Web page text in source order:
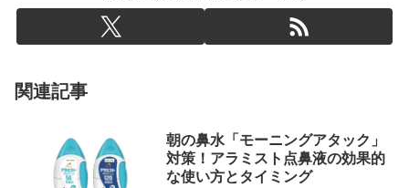
関連記事
朝の鼻水「モーニングアタック」
対策！アラミスト点鼻液の効果的
な使い方とタイミング